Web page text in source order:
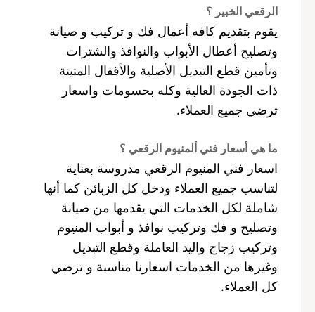
الرقعي الخبير ؟
يقوم بتقديم كافه أعمال فك و تركيب و صيانة
وتصليح أعطال الأبواب والنوافذ والشترات
وتأمين قطع التبديل الأصلية والأقفال المتينة
ذات الجودة العالية وكله بحسومات واسعار
ترضي جميع العملاء.
ما هي أسعار فني ألمنيوم الرقعي ؟
اسعار فني المنيوم الرقعي مدروسة بعناية
لتناسب جميع العملاء ودخل كل الزبائن كما أنها
شاملة لكل الخدمات التي يقدمها من صيانة
وتصليح و فك وتركيب نوافذ و أبواب المنيوم
وتركيب زجاج واليد العاملة وقطع التبديل
وغيرها من الخدمات اسعارنا مناسبة و ترضي
كل العملاء.